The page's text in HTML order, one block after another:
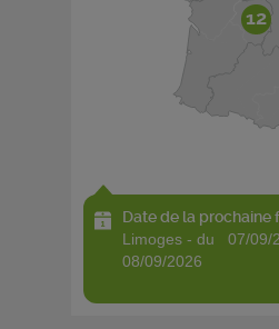
12
Date de la prochaine
limoges - du 07/09/2026 au
08/09/2026